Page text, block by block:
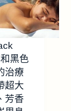
黑色
治療
超大
芳香